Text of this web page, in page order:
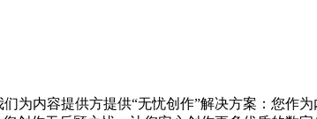
为内容提供方提供“无忧创作”解决方案：您作